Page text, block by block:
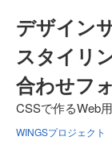
デザイン
スタイリ
合わせフ
CSSで作るWeb
WINGSプロジェク